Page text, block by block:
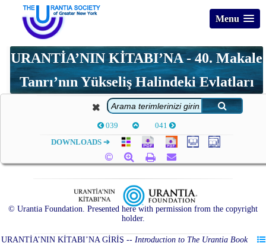
Menu
URANTİA’NIN KİTABI’NA - 40. Makale
Tanrı’nın Yükseliş Halindeki Evlatları
039 041
DOWNLOADS ➔
© Urantia Foundation. Presented here with permission from the copyright
holder.
URANTİA’NIN KİTABI’NA GİRİŞ -- Introduction to The Urantia Book